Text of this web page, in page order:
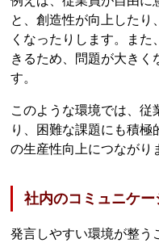
と、創造性が向上したり
くなったりします。ま
きるため、問題が大き
す。
このような環境では、従
り、困難な課題にも積
の生産性向上につながり
社内のコミュニケ
発言しやすい環境が整う